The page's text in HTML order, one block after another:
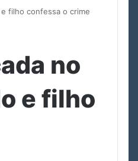
filho confessa o crime
no
e filho